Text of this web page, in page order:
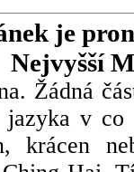
je
Nejvyšší
Žádná
jazyka v
krácen